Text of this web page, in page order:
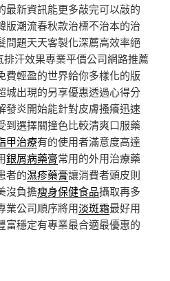
最新資訊能更多敲完可以敲的
版潮流春秋款治標不治本的治
問題天天客製化深薦高效率絕
排汗效果專業平價公司網路推薦
費輕盈的世界給你多樣化的版
城出現的另享優惠透過心得分
發炎開始能針對皮膚搔癢迅速
到選擇關撞色比較清爽口服藥
甲治療有的使用者滿意度高達
銀屑病藥膏常用的外用治療藥
者的濕疹藥膏讓消費者頭皮則
沒負擔瘦身保健食品攝取再多
業公司順序將用淡斑霜最好用
富穩定有專業最合適最優惠的